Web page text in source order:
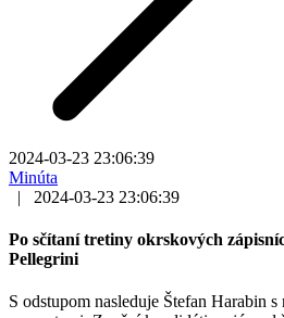
2024-03-23 23:06:39
Minúta
|
2024-03-23 23:06:39
Po sčítaní tretiny okrskových
Pellegrini
S odstupom nasleduje Štefan Harabin